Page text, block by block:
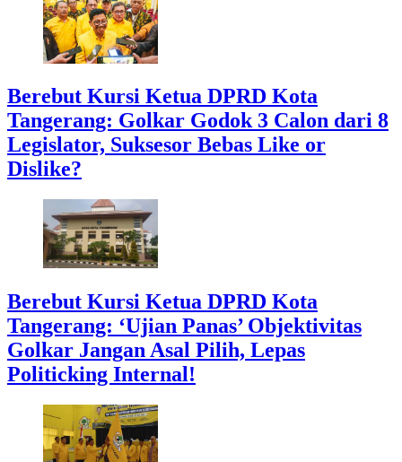
Berebut Kursi Ketua DPRD Kota
Tangerang: Golkar Godok 3 Calon dari 8
Legislator, Suksesor Bebas Like or
Dislike?
Berebut Kursi Ketua DPRD Kota
Tangerang: ‘Ujian Panas’ Objektivitas
Golkar Jangan Asal Pilih, Lepas
Politicking Internal!